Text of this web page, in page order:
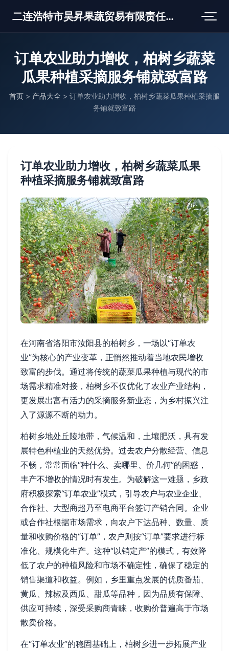
二连浩特市昊昇果蔬贸易有限责任公司
订单农业助力增收，柏树乡蔬菜
瓜果种植采摘服务铺就致富路
首页 > 产品大全 > 订单农业助力增收，柏树乡蔬菜瓜果种植采摘服
务铺就致富路
订单农业助力增收，柏树乡蔬菜瓜果
种植采摘服务铺就致富路
在河南省洛阳市汝阳县的柏树乡，一场以“订单农
业”为核心的产业变革，正悄然推动着当地农民增收
致富的步伐。通过将传统的蔬菜瓜果种植与现代的市
场需求精准对接，柏树乡不仅优化了农业产业结构，
更发展出富有活力的采摘服务新业态，为乡村振兴注
入了源源不断的动力。
柏树乡地处丘陵地带，气候温和，土壤肥沃，具有发
展特色种植业的天然优势。过去农户分散经营、信息
不畅，常常面临“种什么、卖哪里、价几何”的困惑，
丰产不增收的情况时有发生。为破解这一难题，乡政
府积极探索“订单农业”模式，引导农户与农业企业、
合作社、大型商超乃至电商平台签订产销合同。企业
或合作社根据市场需求，向农户下达品种、数量、质
量和收购价格的“订单”，农户则按“订单”要求进行标
准化、规模化生产。这种“以销定产”的模式，有效降
低了农户的种植风险和市场不确定性，确保了稳定的
销售渠道和收益。例如，乡里重点发展的优质番茄、
黄瓜、辣椒及西瓜、甜瓜等品种，因为品质有保障、
供应可持续，深受采购商青睐，收购价普遍高于市场
散卖价格。
在“订单农业”的稳固基础上，柏树乡进一步拓展产业